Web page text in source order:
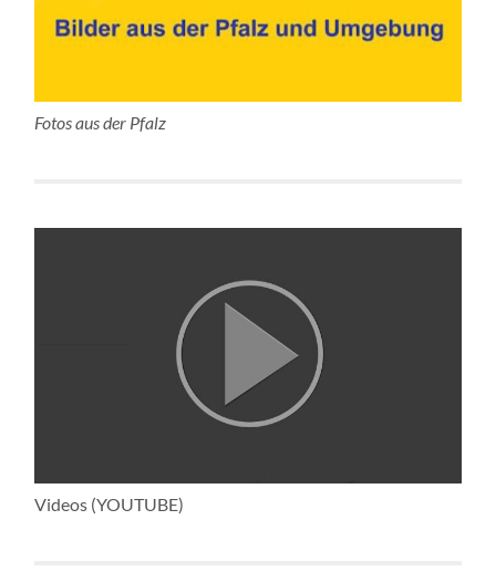
Fotos aus der Pfalz
Videos (YOUTUBE)